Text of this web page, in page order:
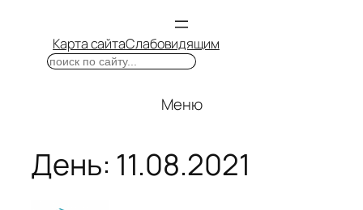
Карта сайтаСлабовидящим
Поиск
Меню
День: 11.08.2021